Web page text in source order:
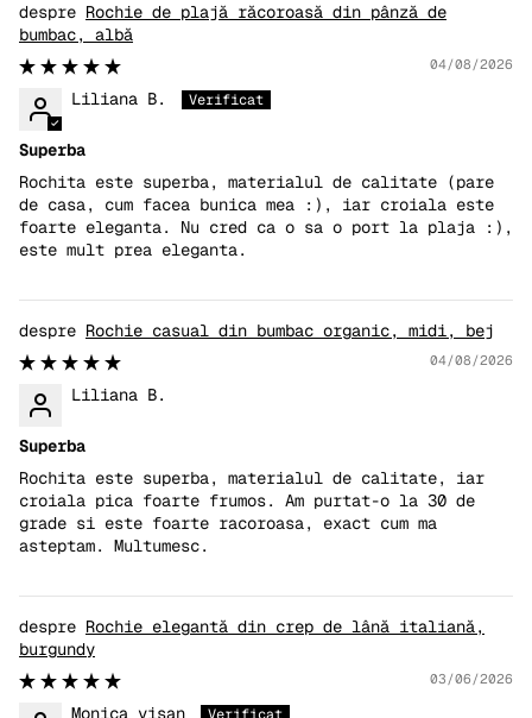
Rochie de plajă răcoroasă din pânză de
bumbac, albă
04/08/2026
Liliana B.
Superba
Rochita este superba, materialul de calitate (pare
de casa, cum facea bunica mea :), iar croiala este
foarte eleganta. Nu cred ca o sa o port la plaja :),
este mult prea eleganta.
Rochie casual din bumbac organic, midi, bej
04/08/2026
Liliana B.
Superba
Rochita este superba, materialul de calitate, iar
croiala pica foarte frumos. Am purtat-o la 30 de
grade si este foarte racoroasa, exact cum ma
asteptam. Multumesc.
Rochie elegantă din crep de lână italiană,
burgundy
03/06/2026
Monica visan